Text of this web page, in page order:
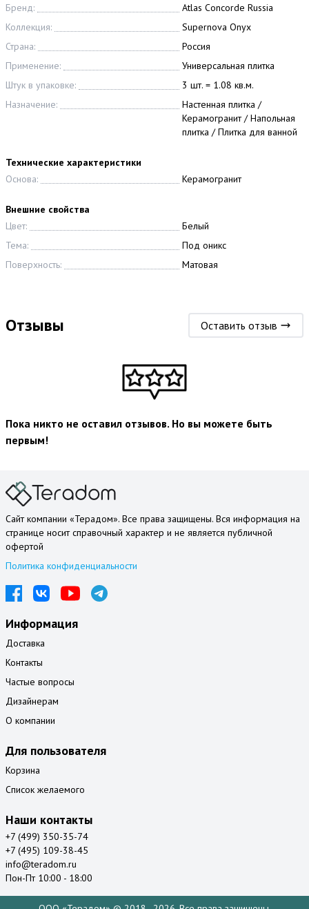
Бренд:
Atlas Concorde Russia
Коллекция:
Supernova Onyx
Страна:
Россия
Применение:
Универсальная плитка
Штук в упаковке:
3 шт. = 1.08 кв.м.
Назначение:
Настенная плитка /
Керамогранит / Напольная
плитка / Плитка для ванной
Технические характеристики
Основа:
Керамогранит
Внешние свойства
Цвет:
Белый
Тема:
Под оникс
Поверхность:
Матовая
Отзывы Оставить отзыв
Пока никто не оставил отзывов. Но вы можете быть
первым!
Сайт компании «Терадом». Все права защищены. Вся информация на
странице носит справочный характер и не является публичной
офертой
Политика конфиденциальности
Информация
Доставка
Контакты
Частые вопросы
Дизайнерам
О компании
Для пользователя
Корзина
Список желаемого
Наши контакты
+7 (499) 350-35-74
+7 (495) 109-38-45
info@teradom.ru
Пон-Пт 10:00 - 18:00